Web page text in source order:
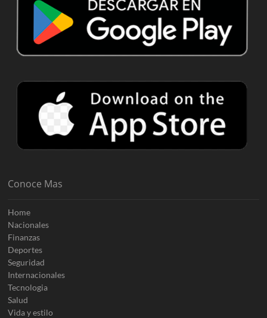
Conoce Mas
Home
Nacionales
Finanzas
Deportes
Seguridad
Internacionales
Tecnologia
Salud
Vida y estilo